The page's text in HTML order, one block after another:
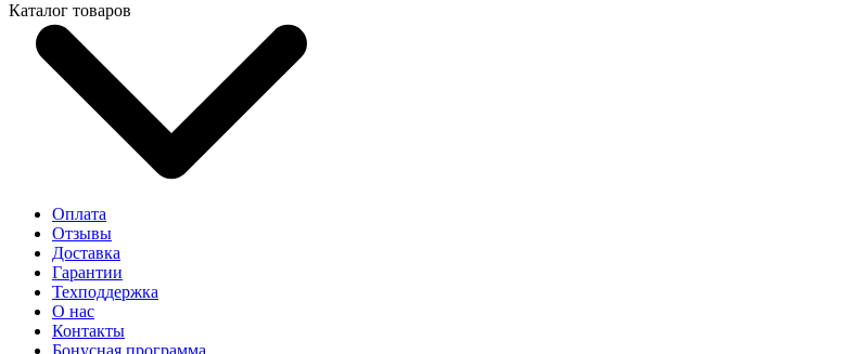
Каталог товаров
Оплата
Отзывы
Доставка
Гарантии
Техподдержка
О нас
Контакты